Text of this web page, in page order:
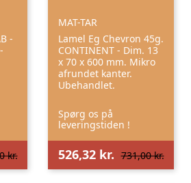
-
kr.
MAT-TAR
Lamel Eg Chevron 45g.
CONTINENT - Dim. 13
x 70 x 600 mm. Mikro
afrundet kanter.
Ubehandlet.
Spørg os på
leveringstiden !
526,32 kr. 731,00 kr.